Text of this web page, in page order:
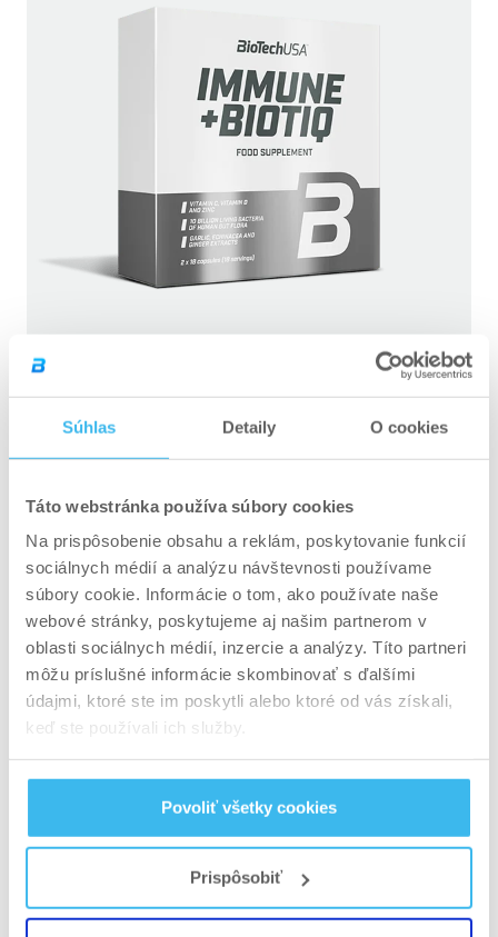
Súhlas Detaily O cookies
Táto webstránka používa súbory cookies
Na prispôsobenie obsahu a reklám, poskytovanie funkcií
sociálnych médií a analýzu návštevnosti používame
súbory cookie. Informácie o tom, ako používate naše
webové stránky, poskytujeme aj našim partnerom v
oblasti sociálnych médií, inzercie a analýzy. Títo partneri
môžu príslušné informácie skombinovať s ďalšími
údajmi, ktoré ste im poskytli alebo ktoré od vás získali,
keď ste používali ich služby.
Povoliť všetky cookies
Prispôsobiť
ÍSŤ DO ESHOPU